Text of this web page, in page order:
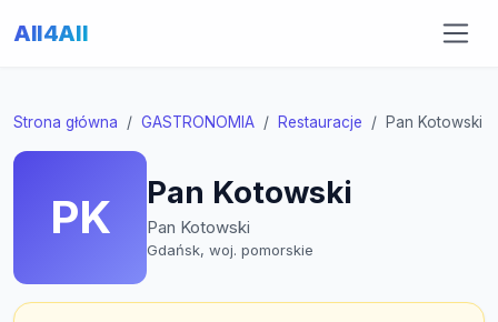
All4All
Strona główna GASTRONOMIA Restauracje Pan Kotowski
PK Pan Kotowski
Pan Kotowski
Gdańsk, woj. pomorskie